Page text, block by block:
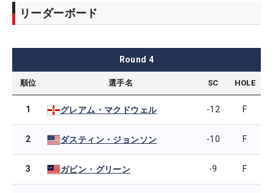
リーダーボード
Round 4
順位 選手名 SC HOLE
1 グレアム・マクドウェル -12 F
2 ダスティン・ジョンソン -10 F
3 ガビン・グリーン -9 F